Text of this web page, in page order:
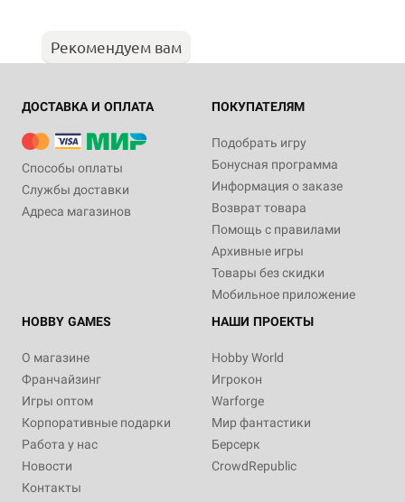
Рекомендуем вам
ДОСТАВКА И ОПЛАТА
Способы оплаты
Службы доставки
Адреса магазинов
ПОКУПАТЕЛЯМ
Подобрать игру
Бонусная программа
Информация о заказе
Возврат товара
Помощь с правилами
Архивные игры
Товары без скидки
Мобильное приложение
HOBBY GAMES
О магазине
Франчайзинг
Игры оптом
Корпоративные подарки
Работа у нас
Новости
Контакты
НАШИ ПРОЕКТЫ
Hobby World
Игрокон
Warforge
Мир фантастики
Берсерк
CrowdRepublic